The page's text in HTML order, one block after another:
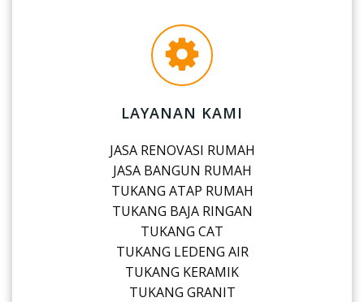
LAYANAN KAMI
JASA RENOVASI RUMAH
JASA BANGUN RUMAH
TUKANG ATAP RUMAH
TUKANG BAJA RINGAN
TUKANG CAT
TUKANG LEDENG AIR
TUKANG KERAMIK
TUKANG GRANIT